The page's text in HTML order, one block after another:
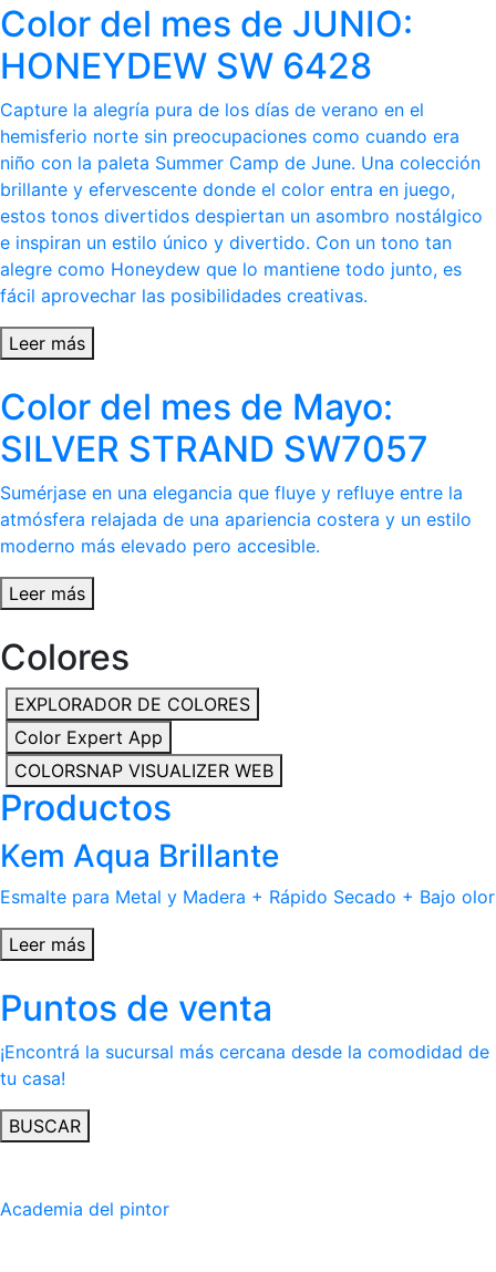
Color del mes de JUNIO:
HONEYDEW SW 6428
Capture la alegría pura de los días de verano en el
hemisferio norte sin preocupaciones como cuando era
niño con la paleta Summer Camp de June. Una colección
brillante y efervescente donde el color entra en juego,
estos tonos divertidos despiertan un asombro nostálgico
e inspiran un estilo único y divertido. Con un tono tan
alegre como Honeydew que lo mantiene todo junto, es
fácil aprovechar las posibilidades creativas.
Leer más
Color del mes de Mayo:
SILVER STRAND SW7057
Sumérjase en una elegancia que fluye y refluye entre la
atmósfera relajada de una apariencia costera y un estilo
moderno más elevado pero accesible.
Leer más
Colores
EXPLORADOR DE COLORES
Color Expert App
COLORSNAP VISUALIZER WEB
Productos
Kem Aqua Brillante
Esmalte para Metal y Madera + Rápido Secado + Bajo olor
Leer más
Puntos de venta
¡Encontrá la sucursal más cercana desde la comodidad de
tu casa!
BUSCAR
Academia del pintor